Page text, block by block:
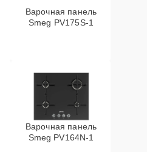
Варочная панель
Smeg PV175S-1
Варочная панель
Smeg PV164N-1